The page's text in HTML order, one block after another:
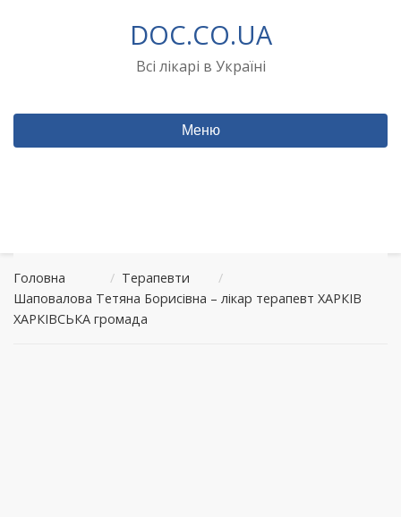
DOC.CO.UA
Всі лікарі в Україні
Меню
Головна / Терапевти
/
Шаповалова Тетяна Борисівна – лікар терапевт ХАРКІВ
ХАРКІВСЬКА громада